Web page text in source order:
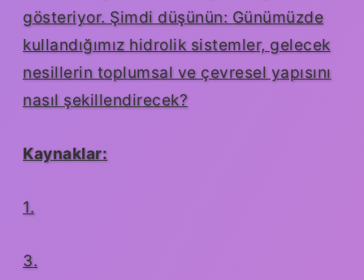
gösteriyor. Şimdi düşünün: Günümüzde
kullandığımız hidrolik sistemler, gelecek
nesillerin toplumsal ve çevresel yapısını
nasıl şekillendirecek?
Kaynaklar:
1.
3.